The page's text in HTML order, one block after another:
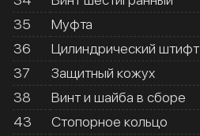
35
Муфта
36
Цилиндрический штифт
37
Защитный кожух
38
Винт и шайба в сборе
43
Стопорное кольцо